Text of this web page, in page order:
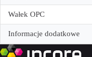
Wałek OPC
Informacje dodatkowe